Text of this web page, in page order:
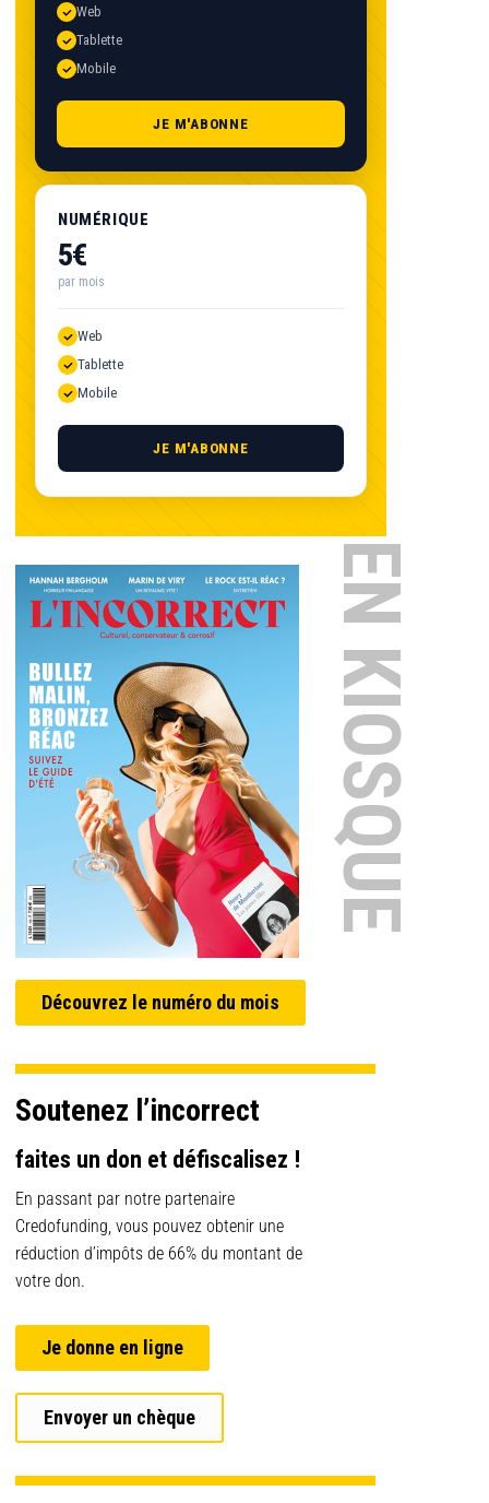
Web
Tablette
Mobile
JE M'ABONNE
NUMÉRIQUE
5€
par mois
Web
Tablette
Mobile
JE M'ABONNE
EN KIOSQUE
Découvrez le numéro du mois
Soutenez l’incorrect
faites un don et défiscalisez !
En passant par notre partenaire
Credofunding, vous pouvez obtenir une
réduction d’impôts de 66% du montant de
votre don.
Je donne en ligne
Envoyer un chèque